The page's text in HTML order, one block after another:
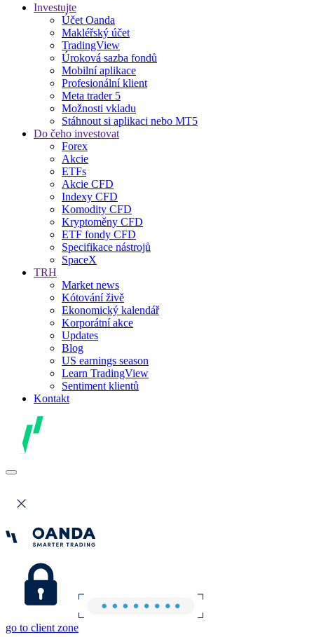
Investujte
Účet Oanda
Makléřský účet
TradingView
Úroková sazba fondů
Mobilní aplikace
Profesionální klient
Meta trader 5
Možnosti vkladu
Stáhnout si aplikaci nebo MT5
Do čeho investovat
Forex
Akcie
ETFs
Akcie CFD
Indexy CFD
Komodity CFD
Kryptoměny CFD
ETF fondy CFD
Specifikace nástrojů
SpaceX
TRH
Market news
Kótování živě
Ekonomický kalendář
Korporátní akce
Updates
Blog
US earnings season
Learn TradingView
Sentiment klientů
Kontakt
go to client zone